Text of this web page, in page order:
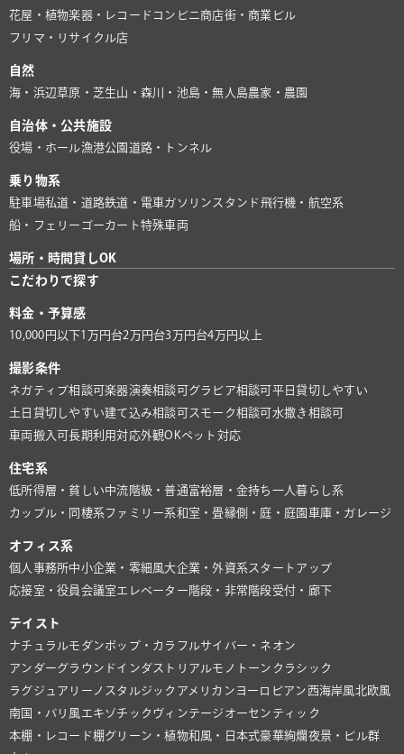
花屋・植物楽器・レコード コンビニ商店街・商業ビル
フリマ・リサイクル店
自然
海・浜辺 草原・芝生山・森川・池島・無人島農家・農園
自治体・公共施設
役場・ホール漁港公園 道路・トンネル
乗り物系
駐車場私道・道路鉄道・電車 ガソリンスタンド 飛行機・航空系
船・フェリー ゴーカート特殊車両
場所・時間貸しOK
こだわりで探す
料金・予算感
10,000円以下1万円台2万円台3万円台4万円以上
撮影条件
ネガティブ相談可楽器演奏相談可 グラビア相談可 平日貸切しやすい
土日貸切しやすい建て込み相談可 スモーク相談可 水撒き相談可
車両搬入可長期利用対応外観OKペット対応
住宅系
低所得層・貧しい中流階級・普通富裕層・金持ち 一人暮らし系
カップル・同棲系ファミリー系和室・畳縁側・庭・庭園 車庫・ガレージ
オフィス系
個人事務所中小企業・零細風大企業・外資系スタートアップ
応接室・役員会議室 エレベーター 階段・非常階段受付・廊下
テイスト
ナチュラルモダンポップ・カラフルサイバー・ネオン
アンダーグラウンド インダストリアルモノトーン クラシック
ラグジュアリー ノスタルジック アメリカン ヨーロピアン 西海岸風北欧風
南国・バリ風 エキゾチック ヴィンテージ オーセンティック
本棚・レコード棚グリーン・植物和風・日本式豪華絢爛夜景・ビル群